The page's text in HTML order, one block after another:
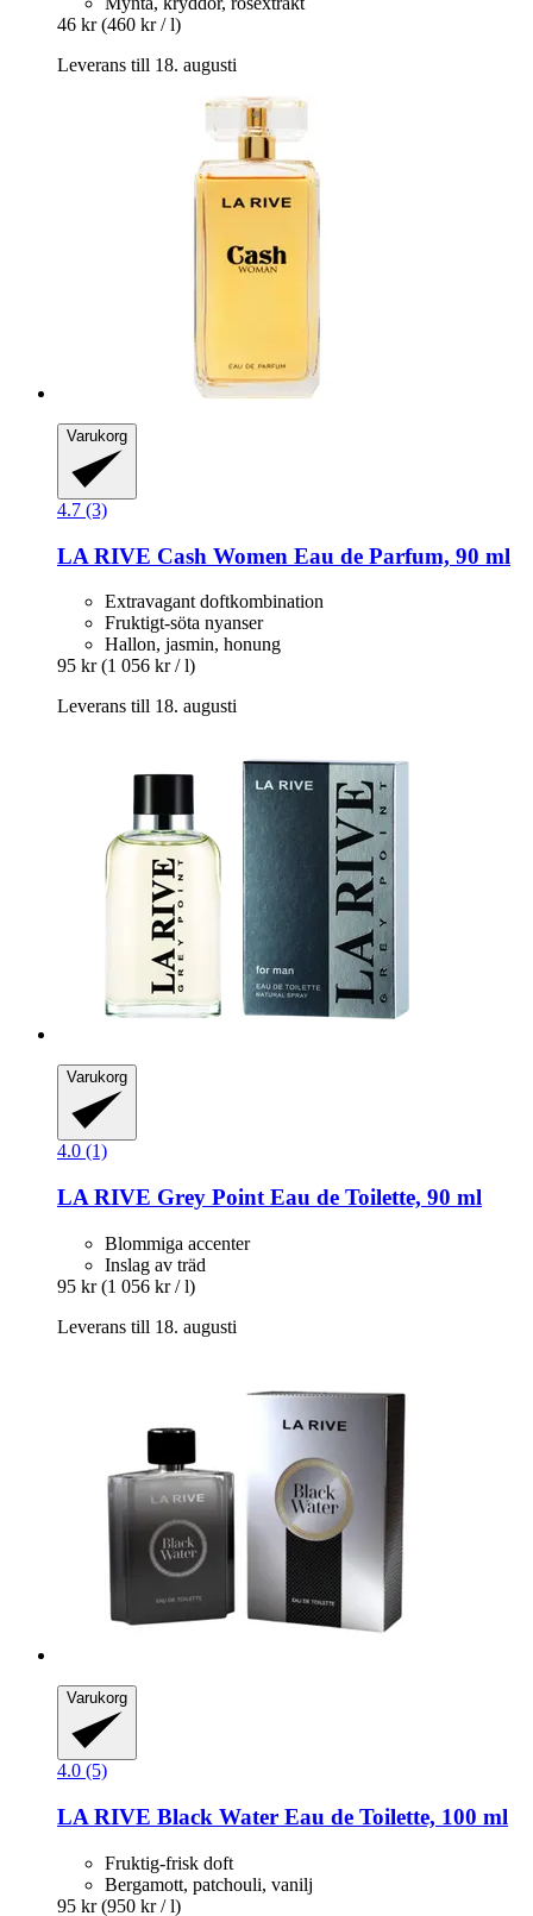
46 kr (460 kr / l)
Leverans till 18. augusti
Varukorg
4.7 (3)
LA RIVE Cash Women Eau de Parfum, 90 ml
Extravagant doftkombination
Fruktigt-söta nyanser
Hallon, jasmin, honung
95 kr (1 056 kr / l)
Leverans till 18. augusti
Varukorg
4.0 (1)
LA RIVE Grey Point Eau de Toilette, 90 ml
Blommiga accenter
Inslag av träd
95 kr (1 056 kr / l)
Leverans till 18. augusti
Varukorg
4.0 (5)
LA RIVE Black Water Eau de Toilette, 100 ml
Fruktig-frisk doft
Bergamott, patchouli, vanilj
95 kr (950 kr / l)